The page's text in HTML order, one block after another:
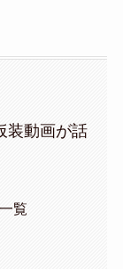
装動画が話
覧